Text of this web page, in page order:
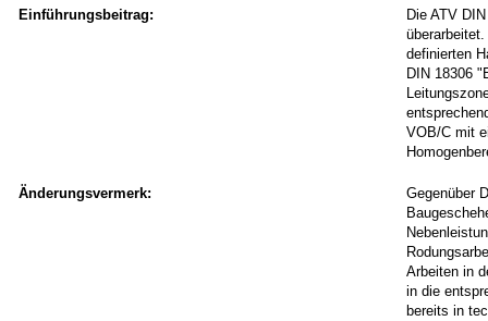
Einführungsbeitrag:
Die ATV
definierten
DIN 18306
VOB/C mit
Änderungsvermerk:
Gegenüber
Arbeiten in
in die
bereits in